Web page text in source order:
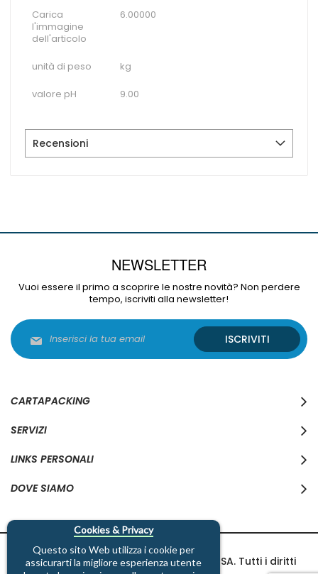
Cookies & Privacy
Questo sito Web utilizza i cookie per
assicurarti la migliore esperienza utente
Carica
l'immagine
dell'articolo
6.00000
unità di peso kg
valore pH 9.00
Recensioni
NEWSLETTER
Vuoi essere il primo a scoprire le nostre novità? Non perdere
tempo, iscriviti alla newsletter!
alla
nostra
ISCRIVITI
CARTAPACKING
SERVIZI
LINKS PERSONALI
DOVE SIAMO
Copyright © 1997-2026 Cartapacking SA. Tutti i diritti